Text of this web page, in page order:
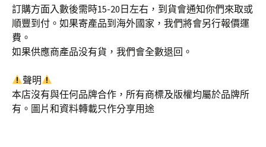
訂購方面入數後需時15-20日左右，到貨會通知你們來取或
順豐到付。如果寄產品到海外國家，我們將會另行報價運
費。
如果供應商產品没有貨，我們會全數退回。
聲明
本店沒有與任何品牌合作，所有商標及版權均屬於品牌所
有。圖片和資料轉載只作分享用途